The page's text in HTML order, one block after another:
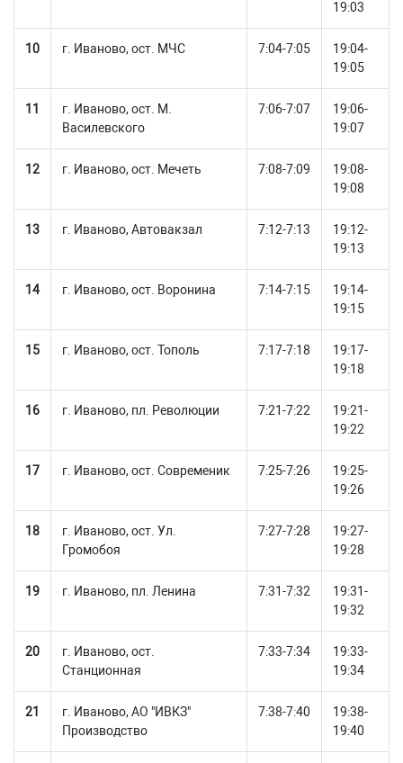
19:03
10 г. Иваново, ост. МЧС 7:04-7:05
19:04-
19:05
11
г. Иваново, ост. М.
Василевского
7:06-7:07
19:06-
19:07
12 г. Иваново, ост. Мечеть 7:08-7:09
19:08-
19:08
13 г. Иваново, Автовакзал 7:12-7:13
19:12-
19:13
14 г. Иваново, ост. Воронина 7:14-7:15
19:14-
19:15
15 г. Иваново, ост. Тополь 7:17-7:18
19:17-
19:18
16 г. Иваново, пл. Революции 7:21-7:22
19:21-
19:22
17 г. Иваново, ост. Современик 7:25-7:26
19:25-
19:26
18
г. Иваново, ост. Ул.
Громобоя
7:27-7:28
19:27-
19:28
19 г. Иваново, пл. Ленина 7:31-7:32
19:31-
19:32
20
г. Иваново, ост.
Станционная
7:33-7:34
19:33-
19:34
21
г. Иваново, АО "ИВКЗ"
Производство
7:38-7:40
19:38-
19:40